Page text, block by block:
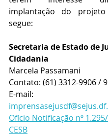
implantação do
segue:
Secretaria de Estado de
Cidadania
Marcela Passamani
Contato: (61) 3312-9906 /
E-mail:
Ofício Notificação nº
CESB